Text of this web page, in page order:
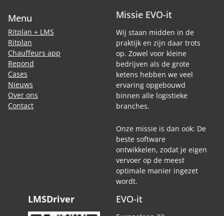
Menu
Ritplan + LMS
Ritplan
Chauffeurs app
Repond
Cases
Nieuws
Over ons
Contact
Missie EVO-it
Wij staan midden in de
praktijk en zijn daar trots
op. Zowel voor kleine
bedrijven als de grote
ketens hebben we veel
ervaring opgebouwd
binnen alle logistieke
branches.
Onze missie is dan ook: De
beste software
ontwikkelen, zodat je eigen
vervoer op de meest
optimale manier ingezet
wordt.
LMSDriver EVO-it